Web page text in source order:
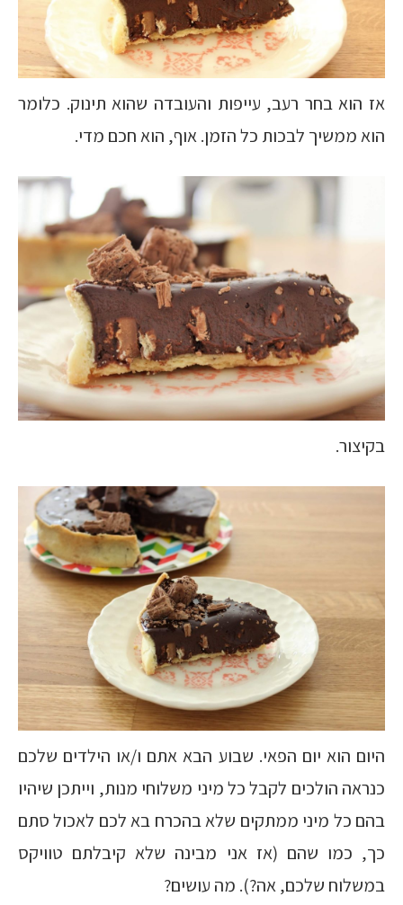
אז הוא בחר רעב, עייפות והעובדה שהוא תינוק. כלומר
הוא ממשיך לבכות כל הזמן. אוף, הוא חכם מדי.
בקיצור.
היום הוא יום הפאי. שבוע הבא אתם ו/או הילדים שלכם
כנראה הולכים לקבל כל מיני משלוחי מנות, וייתכן שיהיו
בהם כל מיני ממתקים שלא בהכרח בא לכם לאכול סתם
כך, כמו שהם (אז אני מבינה שלא קיבלתם טוויקס
במשלוח שלכם, אה?). מה עושים?